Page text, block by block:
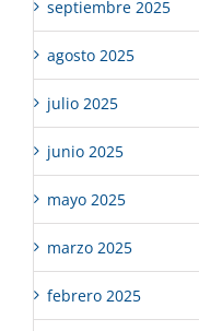
septiembre 2025
agosto 2025
julio 2025
junio 2025
mayo 2025
marzo 2025
febrero 2025